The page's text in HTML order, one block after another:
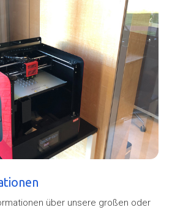
über unsere großen oder